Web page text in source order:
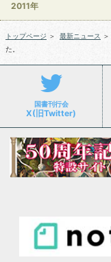
2011年
トップページ ＞ 最新ニュース ＞
た。
国書刊行会
X(旧Twitter)